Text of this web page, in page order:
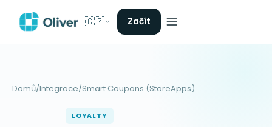
🇨🇿 Začít
Domů/Integrace/Smart Coupons (StoreApps)
LOYALTY